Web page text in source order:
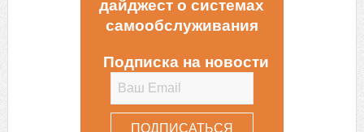
Подписка на новости